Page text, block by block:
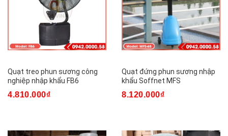
Quạt treo phun sương công
nghiệp nhập khẩu FB6
4.810.000₫
Quạt đứng phun sương nhập
khẩu Soffnet MFS
8.120.000₫